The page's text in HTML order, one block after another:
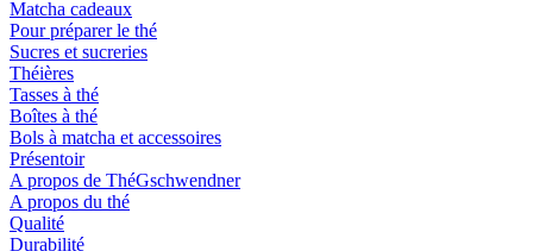
Matcha cadeaux
Pour préparer le thé
Sucres et sucreries
Théières
Tasses à thé
Boîtes à thé
Bols à matcha et accessoires
Présentoir
A propos de ThéGschwendner
A propos du thé
Qualité
Durabilité